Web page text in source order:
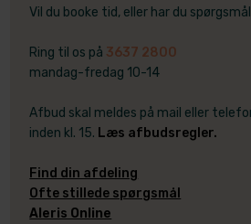
Vil du booke tid, eller har du
Ring til os på 3637 2800
mandag-fredag 10-14
Afbud skal meldes på mail eller
inden kl. 15. Læs afbudsregler.
​Find din afdeling
Ofte stillede spørgsmål
Aleris Online